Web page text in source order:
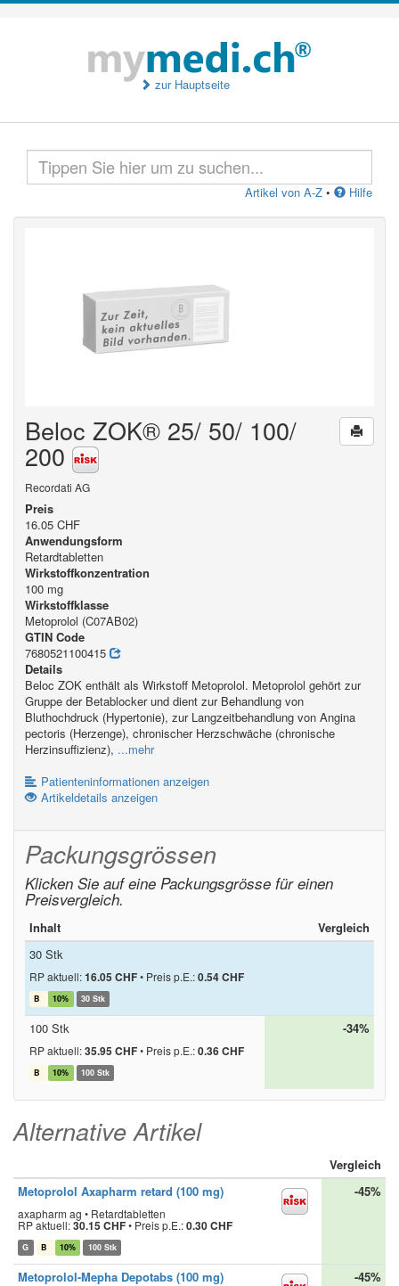
zur Hauptseite
Artikel von A-Z • Hilfe
Beloc ZOK® 25/ 50/ 100/
200
Recordati AG
Preis
16.05 CHF
Anwendungsform
Retardtabletten
Wirkstoffkonzentration
100 mg
Wirkstoffklasse
Metoprolol (C07AB02)
GTIN Code
7680521100415
Details
Beloc ZOK enthält als Wirkstoff Metoprolol. Metoprolol gehört zur
Gruppe der Betablocker und dient zur Behandlung von
Bluthochdruck (Hypertonie), zur Langzeitbehandlung von Angina
pectoris (Herzenge), chronischer Herzschwäche (chronische
Herzinsuffizienz), ...mehr
Patienteninformationen anzeigen
Artikeldetails anzeigen
Packungsgrössen
Klicken Sie auf eine Packungsgrösse für einen
Preisvergleich.
Inhalt
Vergleich
30 Stk
RP aktuell:16.05 CHF• Preis p.E.:0.54 CHF
B 10% 30 Stk
100 Stk
RP aktuell:35.95 CHF• Preis p.E.:0.36 CHF
B 10% 100 Stk
-34%
Alternative Artikel
Vergleich
Metoprolol Axapharm retard (100 mg)
axapharm ag • Retardtabletten
RP aktuell:30.15 CHF• Preis p.E.:0.30 CHF
G B 10% 100 Stk
-45%
Metoprolol-Mepha Depotabs (100 mg) -45%